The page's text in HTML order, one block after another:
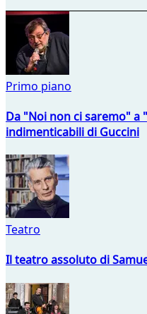
Primo piano
Da "Noi non ci saremo" a
indimenticabili di Guccini
Teatro
Il teatro assoluto di